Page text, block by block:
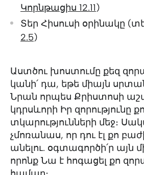
Կորնթացիս 12.11)
Տեր Հիսուսի օրինակը
2.5)
Աստծու խոստումը քեզ
կանի՛ դա, եթե միայն
Նրան որպես Քրիստոսի
կդրսևորի Իր զորությունը քո
տկարությունների մեջ։
չմոռանաս, որ դու էլ քո
անելու. օգտագործի՛ր այն
որոնք Նա է հոգացել քո